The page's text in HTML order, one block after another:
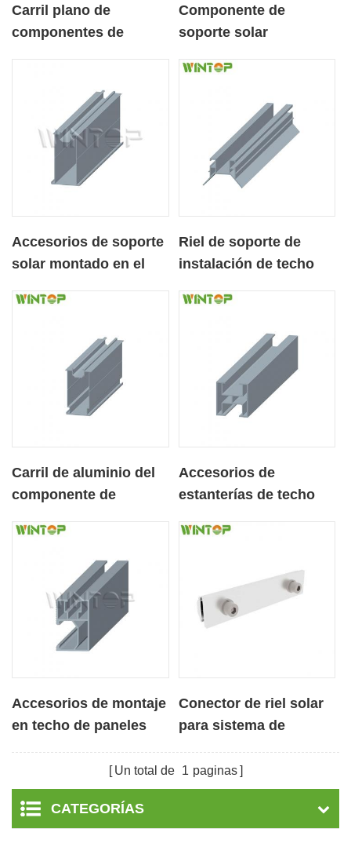
Carril plano de
componentes de
personalizado
Componente de
soporte solar
Fabricantes de rieles
Accesorios de soporte
solar montado en el
Riel de soporte de
instalación de techo
Carril de aluminio del
componente de
solar
Accesorios de
estanterías de techo
panel solar
Accesorios de montaje
en techo de paneles
Conector de riel solar
para sistema de
fotovoltaico
Un total de 1 paginas
CATEGORÍAS